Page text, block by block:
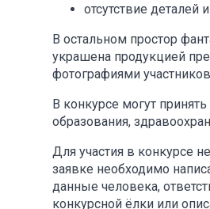
отсутствие
В остальном простор
украшена продукцией
фотографиями
В конкурсе могут
образования,
Для участия в конкурсе
заявке необходимо
данные человека,
конкурсной ёлки или